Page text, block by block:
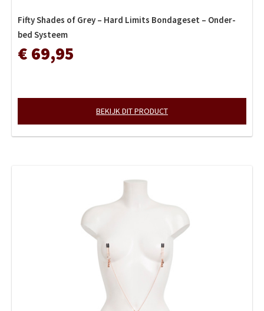
Fifty Shades of Grey – Hard Limits Bondageset – Onder-
bed Systeem
€ 69,95
BEKIJK DIT PRODUCT